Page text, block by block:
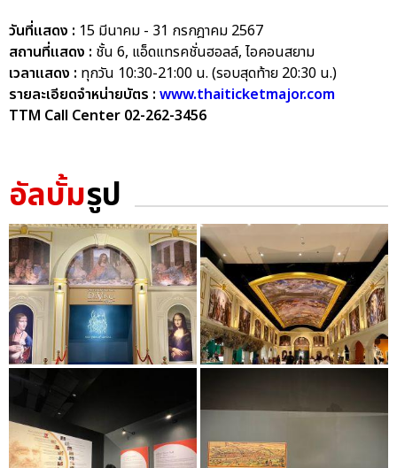
วันที่แสดง : 15 มีนาคม - 31 กรกฎาคม 2567
สถานที่แสดง : ชั้น 6, แอ็ดแทรคชั่นฮอลล์, ไอคอนสยาม
เวลาแสดง : ทุกวัน 10:30-21:00 น. (รอบสุดท้าย 20:30 น.)
รายละเอียดจำหน่ายบัตร : www.thaiticketmajor.com
TTM Call Center 02-262-3456
อัลบั้มรูป